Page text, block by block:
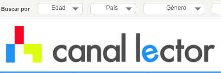
Buscar por Edad País Género